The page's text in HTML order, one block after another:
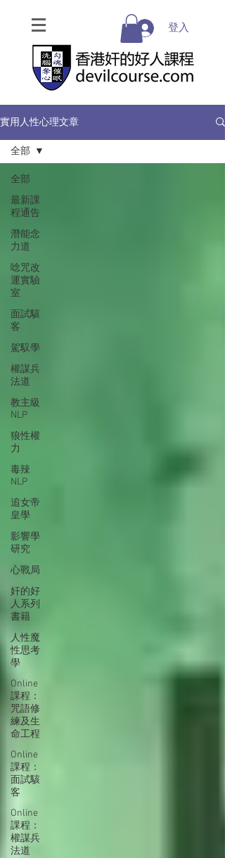
登入
實用人性心理文章
全部
最新課
程通告
潛能念
力道
唸咒改
運實驗
室
面試駭
客
駕馭學
權謀兵
法道
教主級
NLP
狼性權
力
毒辣
NLP
追女帝
皇學
影響學
研究
心戰局
奸的好
人系列
書籍
人性魔
性思考
學
Online
課程：
咒語修
練及生
命工程
Online
課程：
面試駭
客
Online
課程：
權謀兵
法道
全部